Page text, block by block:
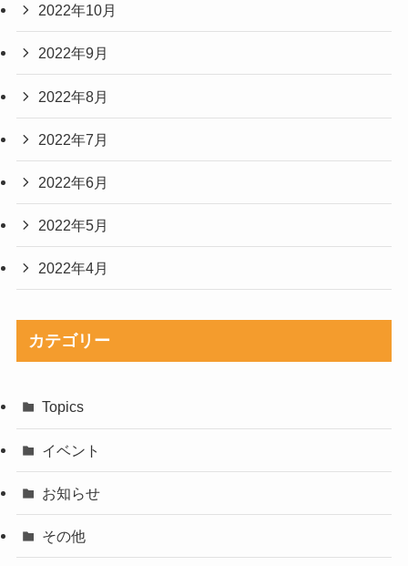
2022年10月
2022年9月
2022年8月
2022年7月
2022年6月
2022年5月
2022年4月
カテゴリー
Topics
イベント
お知らせ
その他